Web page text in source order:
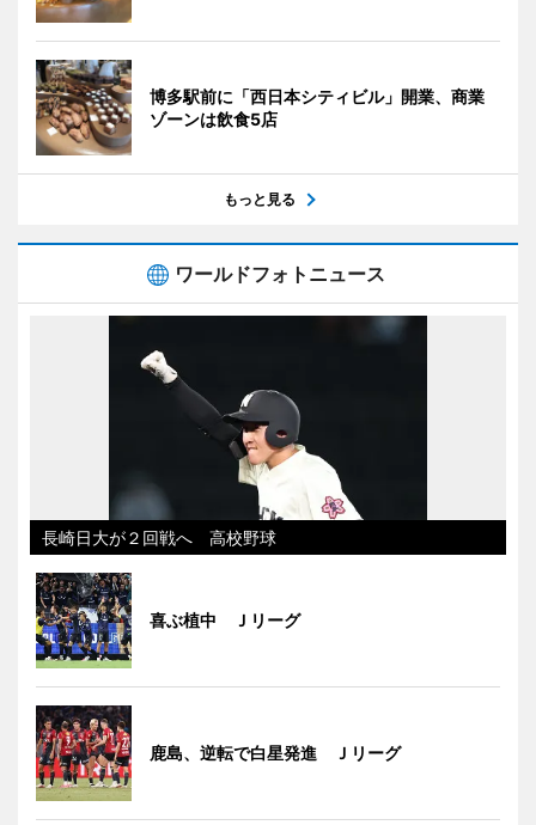
博多駅前に「西日本シティビル」開業、商業
ゾーンは飲食5店
もっと見る
ワールドフォトニュース
長崎日大が２回戦へ 高校野球
喜ぶ植中 Ｊリーグ
鹿島、逆転で白星発進 Ｊリーグ